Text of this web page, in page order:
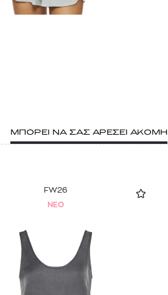
ΜΠΟΡΕΙ ΝΑ ΣΑΣ ΑΡΕΣΕΙ ΑΚΟΜΗ
FW26
NEO